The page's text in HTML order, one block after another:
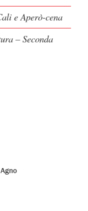
e Aperò-cena
– Seconda